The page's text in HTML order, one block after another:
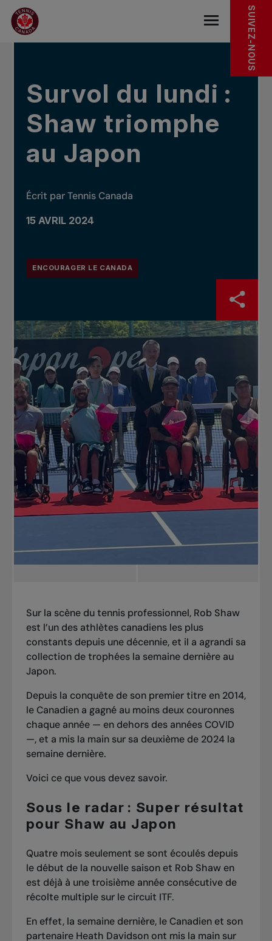
Sauter au menu principal
Sauter au contenu principal
Sauter au pied de page
DANS LES NOUVELLES SUIVEZ-NOUS
Survol du lundi :
Shaw triomphe
au Japon
Écrit par Tennis Canada
15 AVRIL 2024
ENCOURAGER LE CANADA
Sur la scène du tennis professionnel, Rob Shaw
est l’un des athlètes canadiens les plus
constants depuis une décennie, et il a agrandi sa
collection de trophées la semaine dernière au
Japon.
Depuis la conquête de son premier titre en 2014,
le Canadien a gagné au moins deux couronnes
chaque année — en dehors des années COVID
—, et a mis la main sur sa deuxième de 2024 la
semaine dernière.
Voici ce que vous devez savoir.
Sous le radar : Super résultat
pour Shaw au Japon
Quatre mois seulement se sont écoulés depuis
le début de la nouvelle saison et Rob Shaw en
est déjà à une troisième année consécutive de
récolte multiple sur le circuit ITF.
En effet, la semaine dernière, le Canadien et son
partenaire Heath Davidson ont mis la main sur